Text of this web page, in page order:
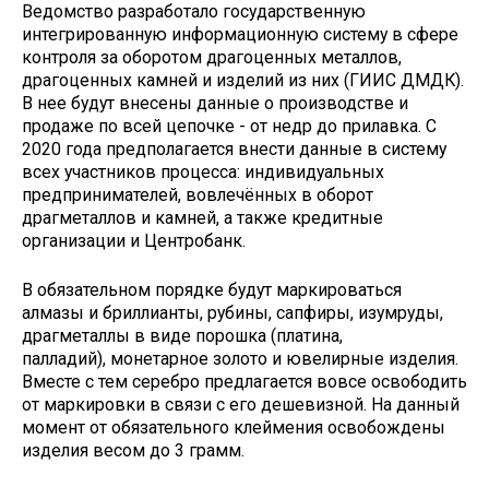
Ведомство разработало государственную
интегрированную информационную систему в сфере
контроля за оборотом драгоценных металлов,
драгоценных камней и изделий из них (ГИИС ДМДК).
В нее будут внесены данные о производстве и
продаже по всей цепочке - от недр до прилавка. С
2020 года предполагается внести данные в систему
всех участников процесса: индивидуальных
предпринимателей, вовлечённых в оборот
драгметаллов и камней, а также кредитные
организации и Центробанк.
В обязательном порядке будут маркироваться
алмазы и бриллианты, рубины, сапфиры, изумруды,
драгметаллы в виде порошка (платина,
палладий), монетарное золото и ювелирные изделия.
Вместе с тем серебро предлагается вовсе освободить
от маркировки в связи с его дешевизной. На данный
момент от обязательного клеймения освобождены
изделия весом до 3 грамм.